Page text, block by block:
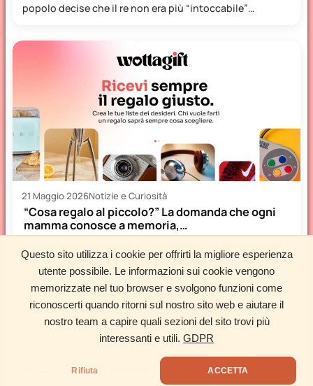
Questo sito utilizza i cookie per offrirti la migliore esperienza
utente possibile. Le informazioni sui cookie vengono
memorizzate nel tuo browser e svolgono funzioni come
riconoscerti quando ritorni sul nostro sito web e aiutare il
nostro team a capire quali sezioni del sito trovi più
interessanti e utili. GDPR
Rifiuta ACCETTA
popolo decise che il re non era più “intoccabile”
21 Maggio 2026Notizie e Curiosità
“Cosa regalo al piccolo?” La domanda che ogni
mamma conosce a memoria,…
sempre allo stesso modo: un messaggio della nonna,
uno…
Carica altri articoli
2026 Cose da Mamme s.r.l.s. – P.IVA: 01552570291